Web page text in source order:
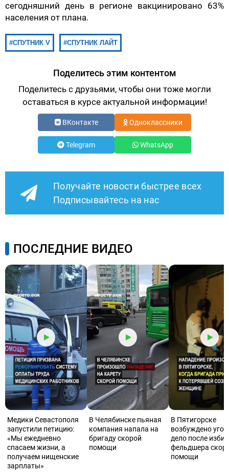
сегодняшний день в регионе вакцинировано 63%
населения от плана.
СПУТНИК V СПУТНИК ЛАЙТ
Поделитесь этим контентом
Поделитесь с друзьями, чтобы они тоже могли
оставаться в курсе актуальной информации!
ВКонтакте Одноклассники
Telegram WhatsApp
Получайте новости быстрее всех
Подписывайтесь на нас
ПОСЛЕДНИЕ ВИДЕО
Медики Севастополя
запустили петицию:
«Мы ежедневно
спасаем жизни, а
получаем нищенские
зарплаты»
В Челябинске пьяная
компания напала на
бригаду скорой
помощи
В Пятигорске
возбуждено
дело после
фельдшера
помощи